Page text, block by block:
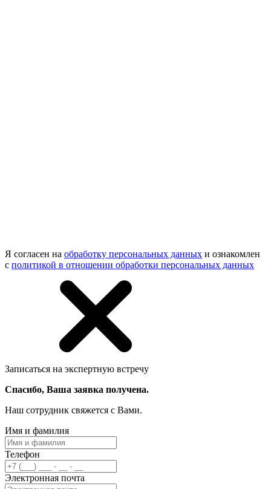
Я согласен на обработку персональных данных и ознакомлен
с политикой в отношении обработки персональных данных
Записаться на экспертную встречу
Спасибо, Ваша заявка получена.
Наш сотрудник свяжется с Вами.
Имя и фамилия
Телефон
Электронная почта